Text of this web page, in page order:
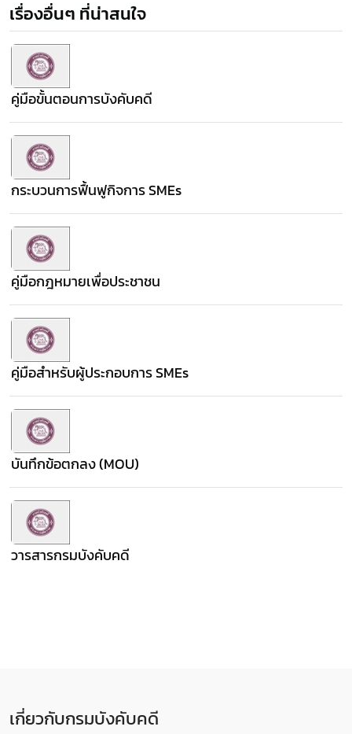
เรื่องอื่นๆ ที่น่าสนใจ
คู่มือขั้นตอนการบังคับคดี
กระบวนการฟื้นฟูกิจการ SMEs
คู่มือกฎหมายเพื่อประชาชน
คู่มือสำหรับผู้ประกอบการ SMEs
บันทึกข้อตกลง (MOU)
วารสารกรมบังคับคดี
เกี่ยวกับกรมบังคับคดี